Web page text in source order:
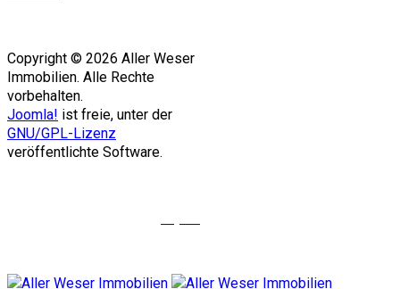
Copyright © 2026 Aller Weser
Immobilien. Alle Rechte
vorbehalten.
Joomla! ist freie, unter der
GNU/GPL-Lizenz
veröffentlichte Software.